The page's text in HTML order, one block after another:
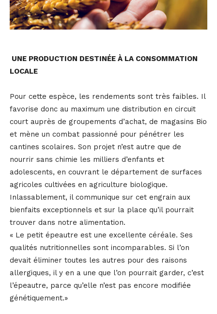
UNE PRODUCTION DESTINÉE À LA CONSOMMATION
LOCALE
Pour cette espèce, les rendements sont très faibles. Il
favorise donc au maximum une distribution en circuit
court auprès de groupements d’achat, de magasins Bio
et mène un combat passionné pour pénétrer les
cantines scolaires. Son projet n’est autre que de
nourrir sans chimie les milliers d’enfants et
adolescents, en couvrant le département de surfaces
agricoles cultivées en agriculture biologique.
Inlassablement, il communique sur cet engrain aux
bienfaits exceptionnels et sur la place qu’il pourrait
trouver dans notre alimentation.
« Le petit épeautre est une excellente céréale. Ses
qualités nutritionnelles sont incomparables. Si l’on
devait éliminer toutes les autres pour des raisons
allergiques, il y en a une que l’on pourrait garder, c’est
l’épeautre, parce qu’elle n’est pas encore modifiée
génétiquement.»